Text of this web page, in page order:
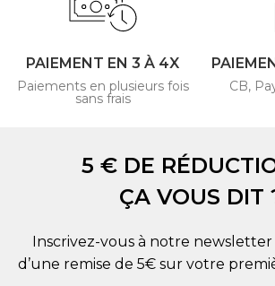
PAIEMENT EN 3 À 4X
Paiements en plusieurs fois
sans frais
CB,
5 € DE
ÇA VOUS DIT
Inscrivez-vous à notre
d’une remise de 5€ sur votre